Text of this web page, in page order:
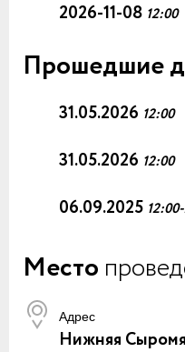
2026-11-08 12:00
Прошедшие
31.05.2026 12:00
31.05.2026 12:00
06.09.2025
Место
Адрес
Нижняя